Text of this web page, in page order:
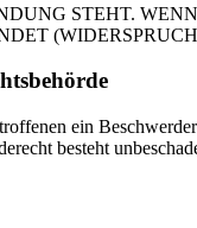
STEHT.
ein
besteht